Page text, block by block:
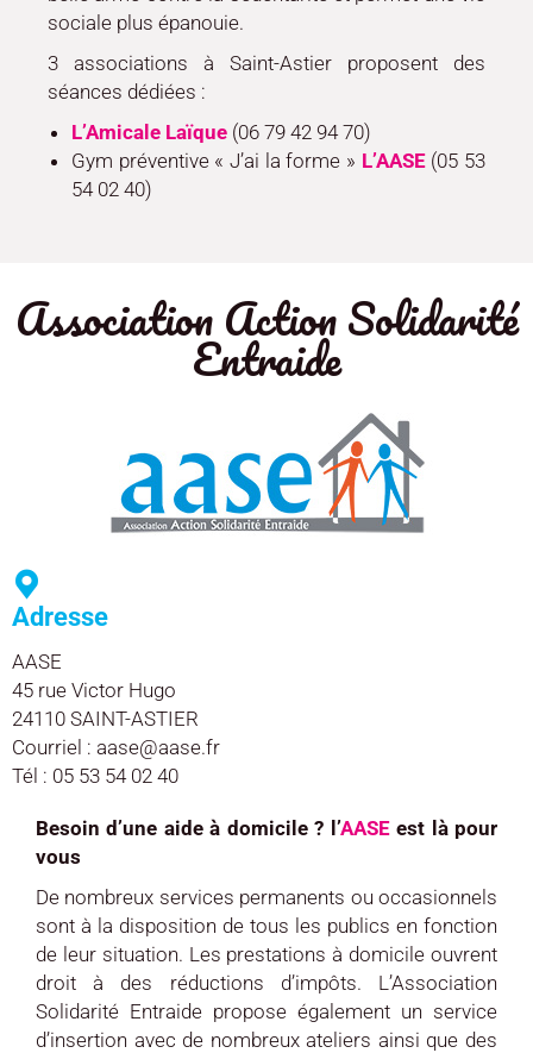
sociale plus épanouie.
3 associations à Saint-Astier proposent des
séances dédiées :
L’Amicale Laïque (06 79 42 94 70)
Gym préventive « J’ai la forme » L’AASE(05 53
54 02 40)
Association Action Solidarité
Entraide
Adresse
AASE
45 rue Victor Hugo
24110 SAINT-ASTIER
Courriel : aase@aase.fr
Tél : 05 53 54 02 40
Besoin d’une aide à domicile ? l’AASEest là pour
vous
De nombreux services permanents ou occasionnels
sont à la disposition de tous les publics en fonction
de leur situation. Les prestations à domicile ouvrent
droit à des réductions d’impôts. L’Association
Solidarité Entraide propose également un service
d’insertion avec de nombreux ateliers ainsi que des